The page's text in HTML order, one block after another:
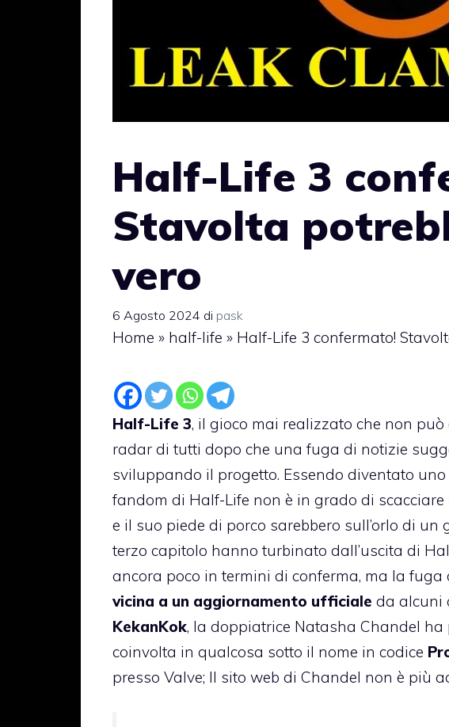
Half-Life 3
Stavolta
vero
6 Agosto 2024 di pask
Home » half-life » Half-Life 3 confermato!
Half-Life 3, il gioco mai realizzato che non
radar di tutti dopo che una fuga di notizie
sviluppando il progetto. Essendo diventato
fandom di Half-Life non è in grado di scacciare
e il suo piede di porco sarebbero sull’orlo di
terzo capitolo hanno turbinato dall’uscita di
ancora poco in termini di conferma, ma la fuga
vicina a un aggiornamento ufficiale da alcuni
KekanKok, la doppiatrice Natasha Chandel
coinvolta in qualcosa sotto il nome in codice
presso Valve; Il sito web di Chandel non è più